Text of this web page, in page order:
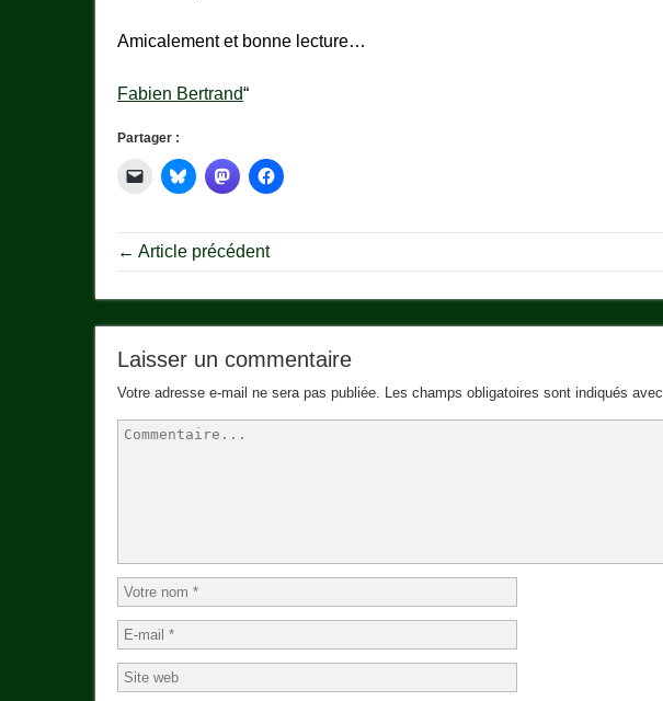
Amicalement et bonne lecture…
Fabien Bertrand“
Partager :
← Article précédent
Laisser un commentaire
Votre adresse e-mail ne sera pas publiée. Les champs obligatoires sont indiqués avec